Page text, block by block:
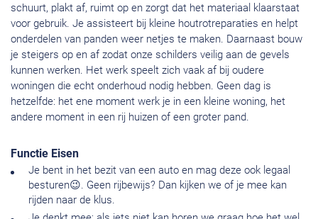
schuurt, plakt af, ruimt op en zorgt dat het materiaal klaarstaat
voor gebruik. Je assisteert bij kleine houtrotreparaties en helpt
onderdelen van panden weer netjes te maken. Daarnaast bouw
je steigers op en af zodat onze schilders veilig aan de gevels
kunnen werken. Het werk speelt zich vaak af bij oudere
woningen die echt onderhoud nodig hebben. Geen dag is
hetzelfde: het ene moment werk je in een kleine woning, het
andere moment in een rij huizen of een groter pand.
Functie Eisen
Je bent in het bezit van een auto en mag deze ook legaal
besturen😉. Geen rijbewijs? Dan kijken we of je mee kan
rijden naar de klus.